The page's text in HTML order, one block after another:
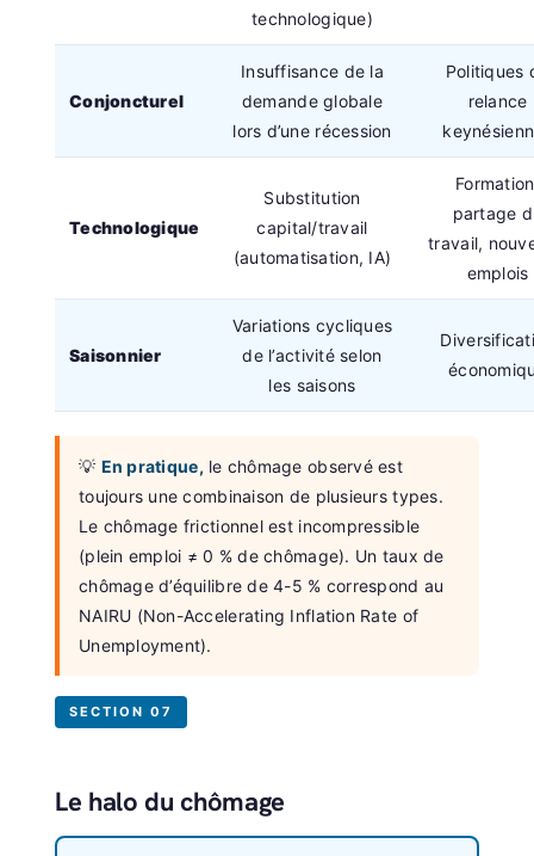
technologique)
Conjoncturel
Insuffisance de la
demande globale
lors d’une récession
Politiques
relance
Technologique
Substitution
capital/travail
(automatisation, IA)
partage
travail,
emplois
Saisonnier
Variations cycliques
de l’activité selon
les saisons
💡 En pratique, le chômage observé est
toujours une combinaison de plusieurs types.
Le chômage frictionnel est incompressible
(plein emploi ≠ 0 % de chômage). Un taux de
chômage d’équilibre de 4-5 % correspond au
NAIRU (Non-Accelerating Inflation Rate of
Unemployment).
SECTION 07
Le halo du chômage